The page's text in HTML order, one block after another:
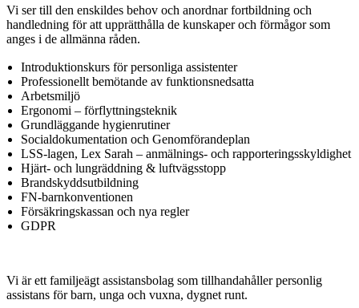
Vi ser till den enskildes behov och anordnar fortbildning och
handledning för att upprätthålla de kunskaper och förmågor som
anges i de allmänna råden.
Introduktionskurs för personliga assistenter
Professionellt bemötande av funktionsnedsatta
Arbetsmiljö
Ergonomi – förflyttningsteknik
Grundläggande hygienrutiner
Socialdokumentation och Genomförandeplan
LSS-lagen, Lex Sarah – anmälnings- och rapporteringsskyldighet
Hjärt- och lungräddning & luftvägsstopp
Brandskyddsutbildning
FN-barnkonventionen
Försäkringskassan och nya regler
GDPR
Vi är ett familjeägt assistansbolag som tillhandahåller personlig
assistans för barn, unga och vuxna, dygnet runt.